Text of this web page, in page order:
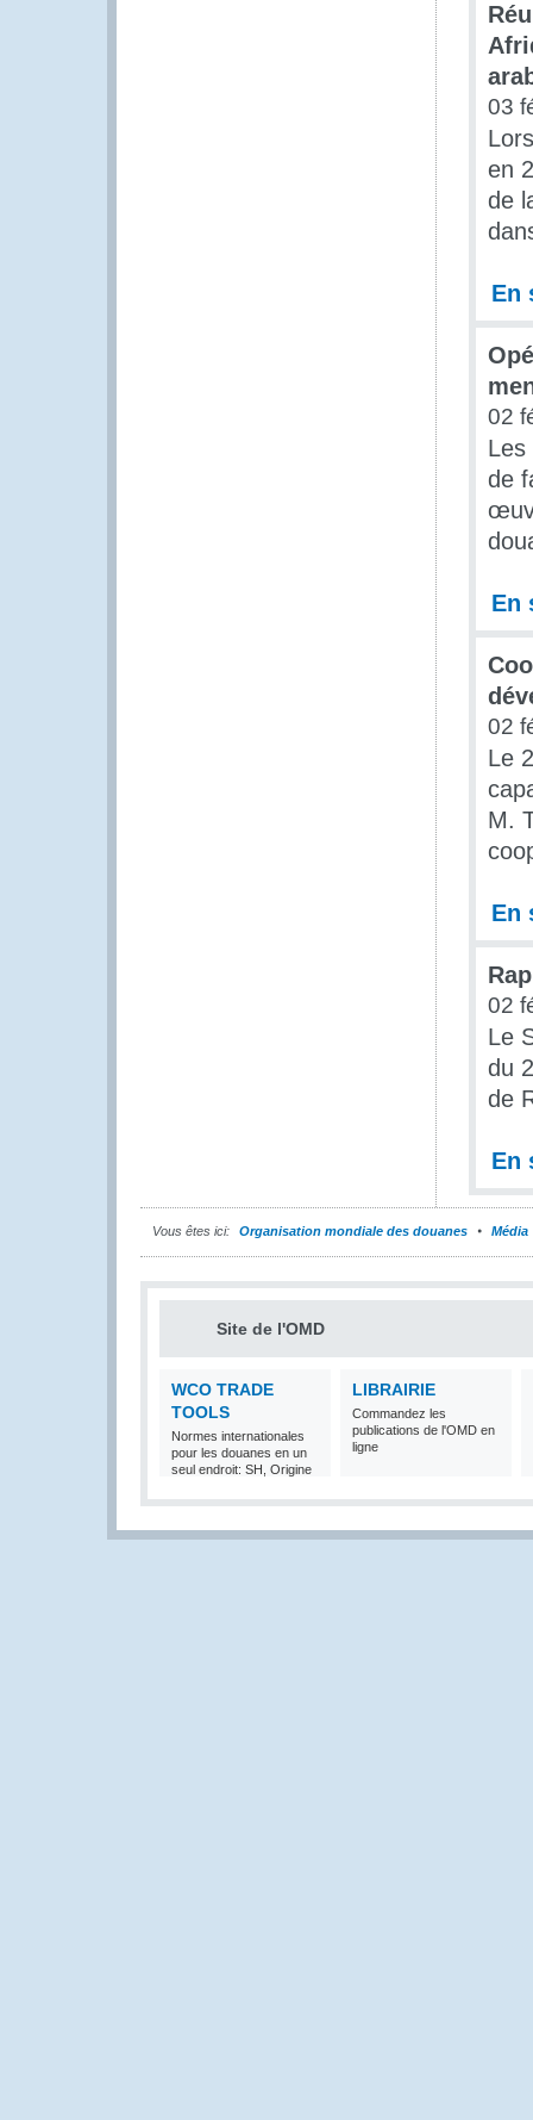
03
en
de
En
02
Les
de
En
02
Le
M.
En
02
Le
du
de
En
Vous êtes ici: Organisation mondiale des douanes Média
Site de l'OMD
WCO TRADE
TOOLS
Normes internationales
pour les douanes en un
seul endroit: SH, Origine
LIBRAIRIE
Commandez les
publications de l'OMD en
ligne